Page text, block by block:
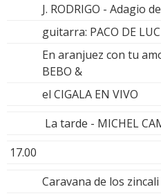
J. RODRIGO - Adagio
guitarra: PACO DE
En aranjuez con tu
BEBO &
el CIGALA EN VIVO
La tarde - MICHEL
17.00
Caravana de los zincali